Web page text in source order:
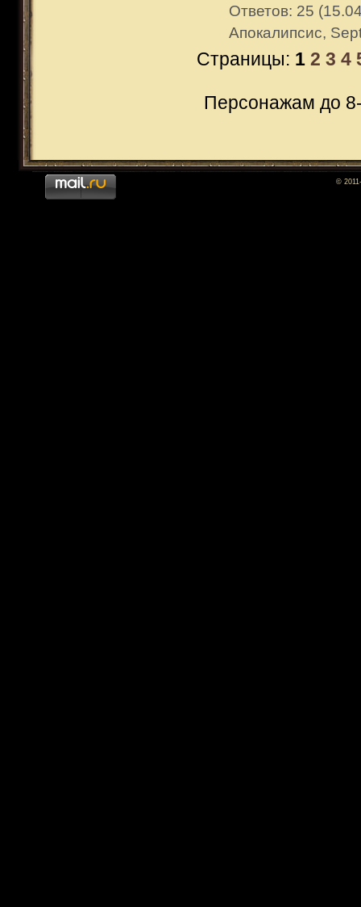
Ответов: 25
Апокалипсис,
Страницы: 1 2 3 4
Персонажам до
©